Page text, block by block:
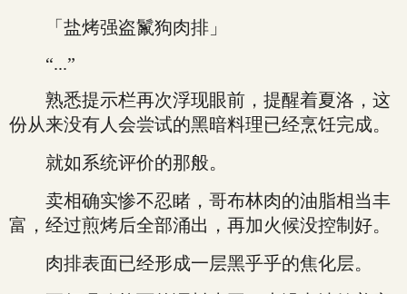
「盐烤强盗鬣狗肉排」
“...”
熟悉提示栏再次浮现眼前，提醒着夏洛，这
份从来没有人会尝试的黑暗料理已经烹饪完成。
就如系统评价的那般。
卖相确实惨不忍睹，哥布林肉的油脂相当丰
富，经过煎烤后全部涌出，再加火候没控制好。
肉排表面已经形成一层黑乎乎的焦化层。